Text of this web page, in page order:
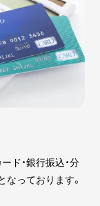
ド・銀行振込・分
なっております。